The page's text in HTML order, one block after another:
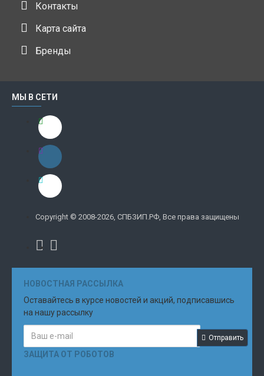
Контакты
Карта сайта
Бренды
МЫ В СЕТИ
Copyright © 2008-2026, СПБЗИП.РФ, Все права защищены
НОВОСТНАЯ РАССЫЛКА
Оставайтесь в курсе новостей и акций, подписавшись
на нашу рассылку
Отправить
ЗАЩИТА ОТ РОБОТОВ